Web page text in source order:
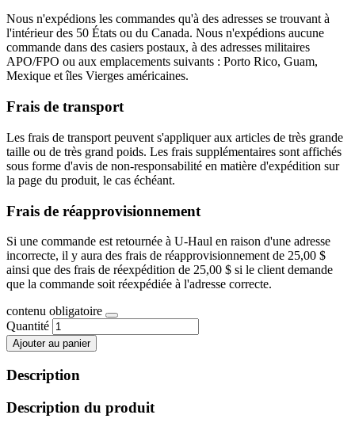
Nous n'expédions les commandes qu'à des adresses se trouvant à
l'intérieur des 50 États ou du Canada. Nous n'expédions aucune
commande dans des casiers postaux, à des adresses militaires
APO/FPO ou aux emplacements suivants : Porto Rico, Guam,
Mexique et îles Vierges américaines.
Frais de transport
Les frais de transport peuvent s'appliquer aux articles de très grande
taille ou de très grand poids. Les frais supplémentaires sont affichés
sous forme d'avis de non-responsabilité en matière d'expédition sur
la page du produit, le cas échéant.
Frais de réapprovisionnement
Si une commande est retournée à U-Haul en raison d'une adresse
incorrecte, il y aura des frais de réapprovisionnement de 25,00 $
ainsi que des frais de réexpédition de 25,00 $ si le client demande
que la commande soit réexpédiée à l'adresse correcte.
contenu obligatoire
Quantité
Ajouter au panier
Description
Description du produit